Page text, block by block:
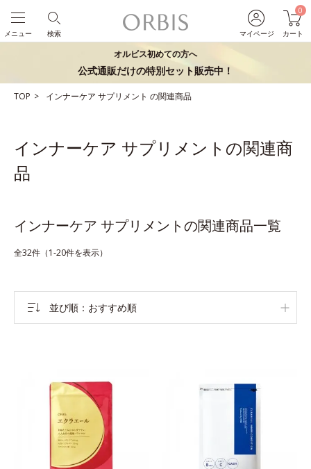
マイページ
0
カート
検索
メニュー
オルビス初めての方へ
公式通販だけの特別セット販売中！
TOP インナーケア サプリメント の関連商品
インナーケア サプリメントの関連商
品
インナーケア サプリメントの関連商品一覧
全32件（1-20件を表示）
並び順 おすすめ順